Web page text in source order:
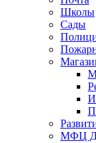
Школы
Сады
МФЦ